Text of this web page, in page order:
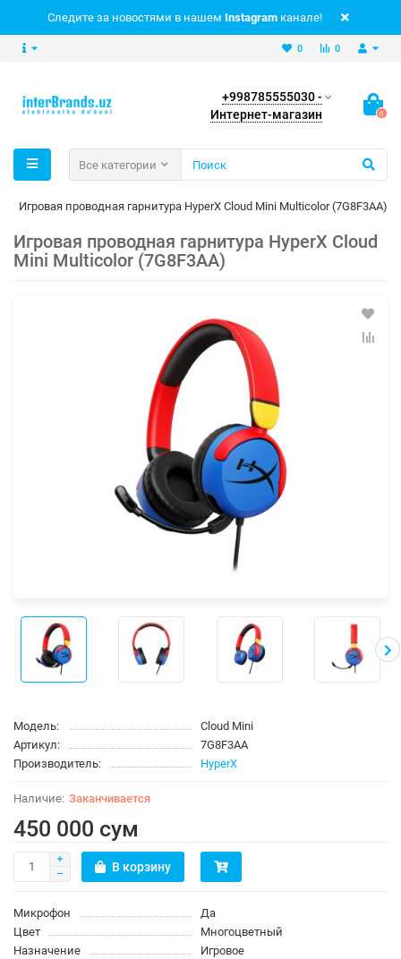
Следите за новостями в нашем Instagram канале!
0
0
+998785555030 -
Интернет-магазин
0
Все категории
Игровая проводная гарнитура HyperX Cloud Mini Multicolor (7G8F3AA)
Игровая проводная гарнитура HyperX Cloud
Mini Multicolor (7G8F3AA)
Модель:
Cloud Mini
Артикул:
7G8F3AA
Производитель:
HyperX
Заканчивается
450 000 сум
В корзину
Микрофон
Да
Цвет
Многоцветный
Назначение
Игровое